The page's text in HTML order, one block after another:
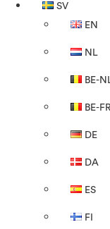
SV
EN
NL
BE-
BE-FR
DE
DA
ES
FI